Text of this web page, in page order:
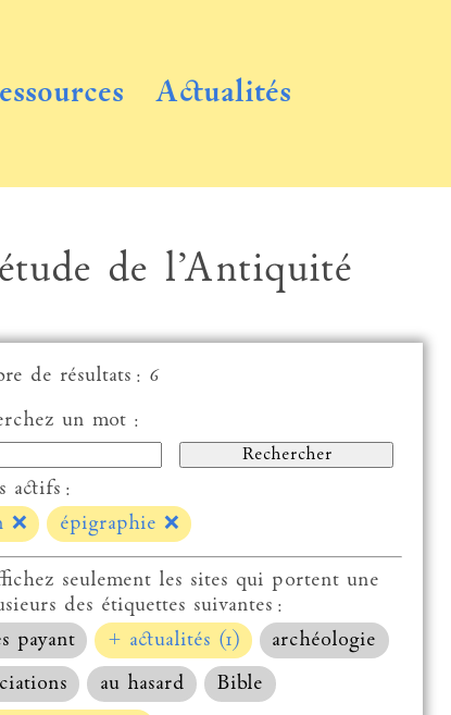
Actualités
de l’Antiquité
de résultats : 6
un mot :
actifs :
❌ épigraphie ❌
seulement les sites qui portent une
des étiquettes suivantes :
payant
+ actualités (1)
archéologie
au hasard
Bible